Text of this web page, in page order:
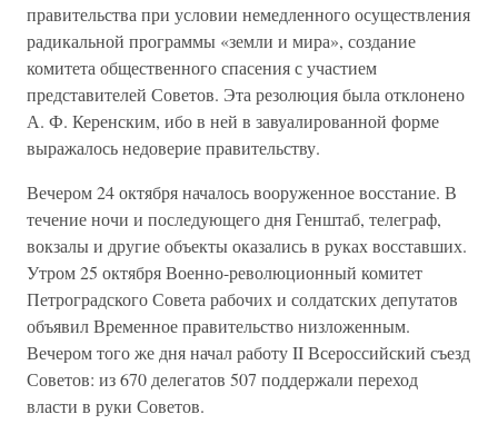
правительства при условии немедленного осуществления
радикальной программы «земли и мира», создание
комитета общественного спасения с участием
представителей Советов. Эта резолюция была отклонено
А. Ф. Керенским, ибо в ней в завуалированной форме
выражалось недоверие правительству.
Вечером 24 октября началось вооруженное восстание. В
течение ночи и последующего дня Генштаб, телеграф,
вокзалы и другие объекты оказались в руках восставших.
Утром 25 октября Военно-революционный комитет
Петроградского Совета рабочих и солдатских депутатов
объявил Временное правительство низложенным.
Вечером того же дня начал работу II Всероссийский съезд
Советов: из 670 делегатов 507 поддержали переход
власти в руки Советов.